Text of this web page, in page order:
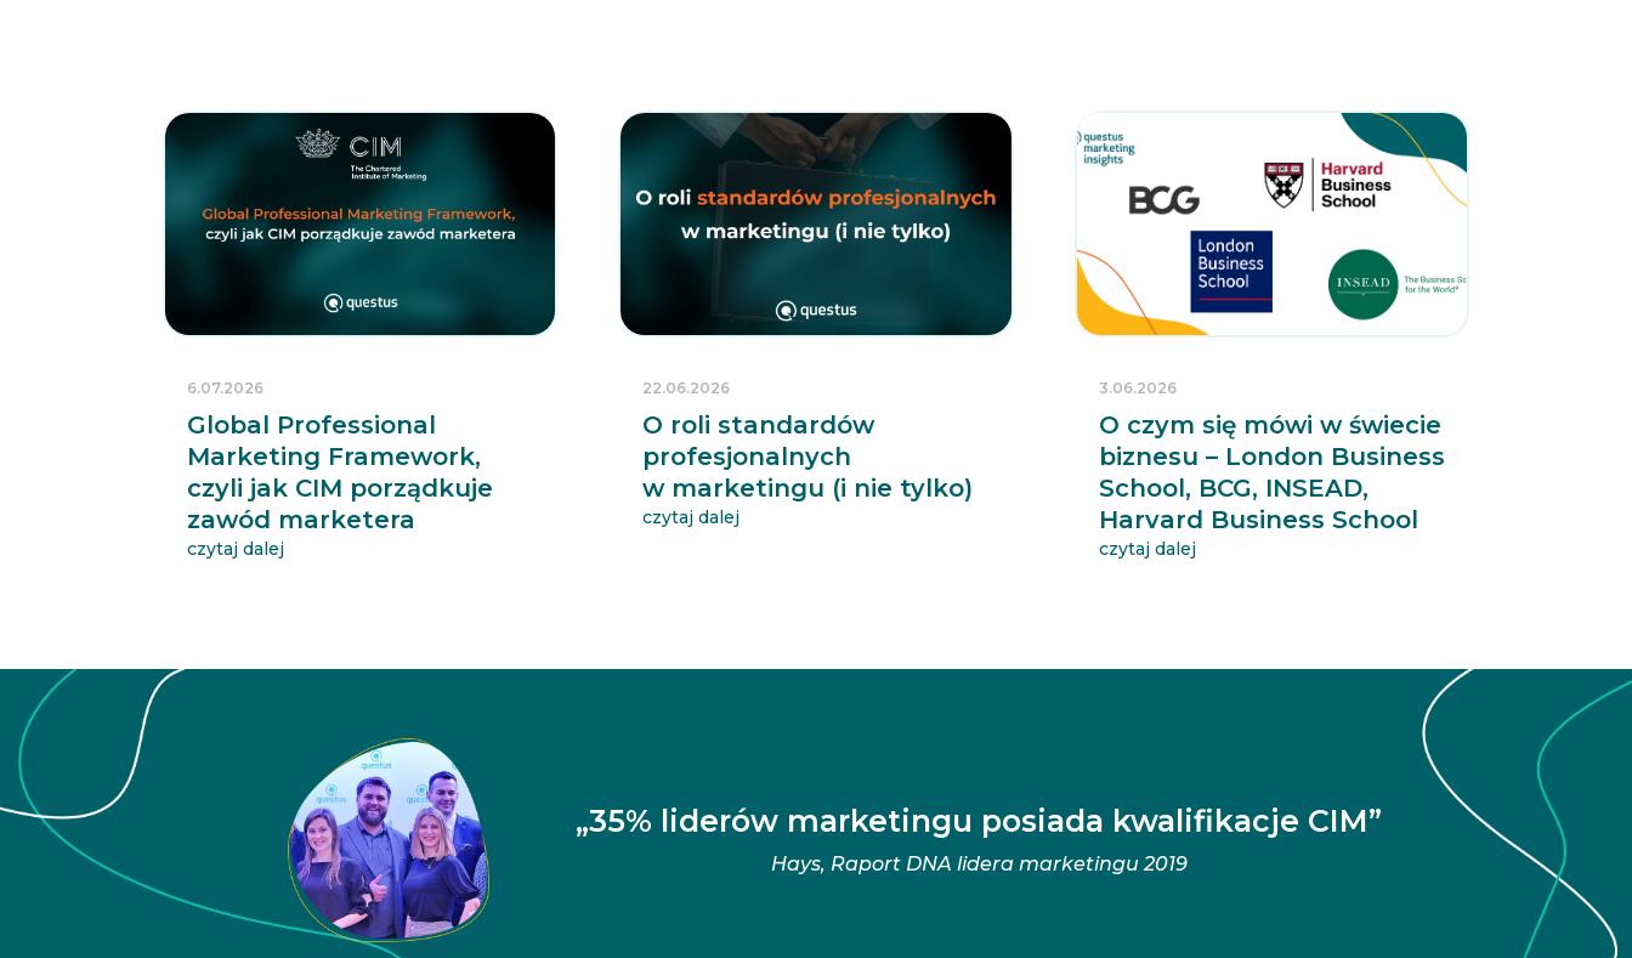
Global Professional
Marketing Framework,
czyli jak CIM porządkuje
zawód marketera
6.07.2026
czytaj dalej
O roli standardów
profesjonalnych
w marketingu (i nie tylko)
22.06.2026
czytaj dalej
O czym się mówi w świecie
biznesu – London Business
School, BCG, INSEAD,
Harvard Business School
3.06.2026
czytaj dalej
„35% liderów marketingu posiada kwalifikacje CIM”
Hays, Raport DNA lidera marketingu 2019